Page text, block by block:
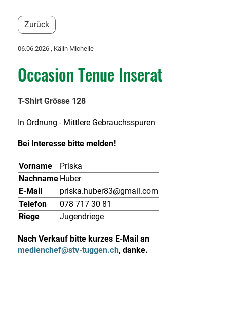
Zurück
06.06.2026 , Kälin Michelle
Occasion Tenue Inserat
T-Shirt Grösse 128
In Ordnung - Mittlere Gebrauchsspuren
Bei Interesse bitte melden!
Vorname
Priska
Nachname Huber
E-Mail
priska.huber83@gmail.com
Telefon
078 717 30 81
Riege
Jugendriege
Nach Verkauf bitte kurzes E-Mail an
medienchef@stv-tuggen.ch, danke.